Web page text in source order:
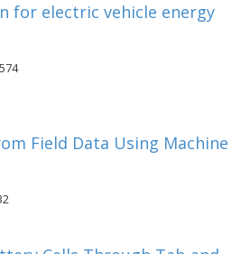
for electric vehicle energy
Field Data Using Machine